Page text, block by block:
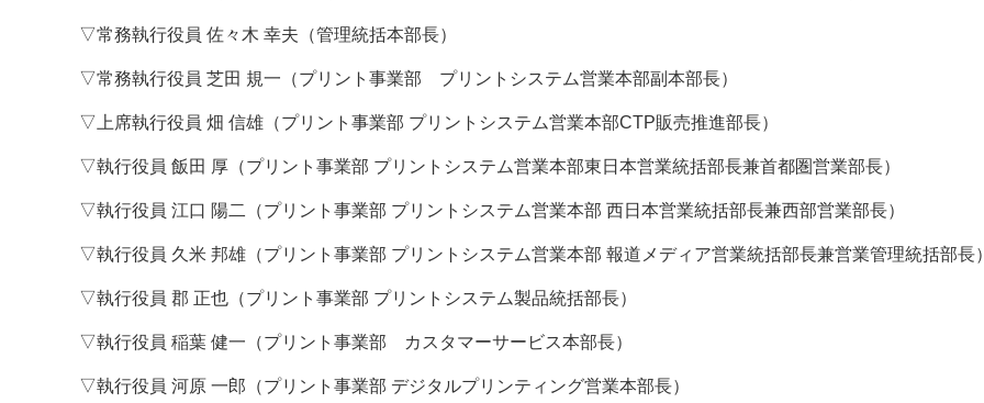
会社案内 購読・購入申し込み サイトポリシー お問い合わせ
▽常務執行役員 佐々木 幸夫（管理統括本部長）
▽常務執行役員 芝田 規一（プリント事業部 プリントシステム営業本部副本部長）
▽上席執行役員 畑 信雄（プリント事業部 プリントシステム営業本部CTP販売推進部長）
▽執行役員 飯田 厚（プリント事業部 プリントシステム営業本部東日本営業統括部長兼首都圏営業部長）
▽執行役員 江口 陽二（プリント事業部 プリントシステム営業本部 西日本営業統括部長兼西部営業部長）
▽執行役員 久米 邦雄（プリント事業部 プリントシステム営業本部 報道メディア営業統括部長兼営業管理統括部長
▽執行役員 郡 正也（プリント事業部 プリントシステム製品統括部長）
▽執行役員 稲葉 健一（プリント事業部 カスタマーサービス本部長）
▽執行役員 河原 一郎（プリント事業部 デジタルプリンティング営業本部長）